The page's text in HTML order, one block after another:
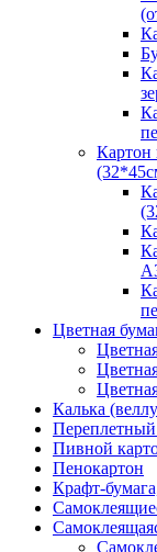
Картон
Цветная
Калька
Переплетный
Пивной
Пенокартон
Крафт-